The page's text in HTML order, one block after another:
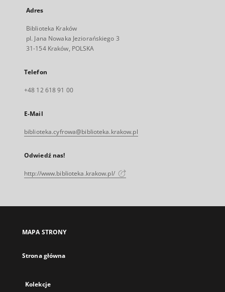
Adres
Biblioteka Kraków
pl. Jana Nowaka Jeziorańskiego 3
31-154 Kraków, POLSKA
Telefon
+48 12 618 91 00
E-Mail
biblioteka.cyfrowa@biblioteka.krakow.pl
Odwiedź nas!
http://www.biblioteka.krakow.pl/
MAPA STRONY
Strona główna
Kolekcje